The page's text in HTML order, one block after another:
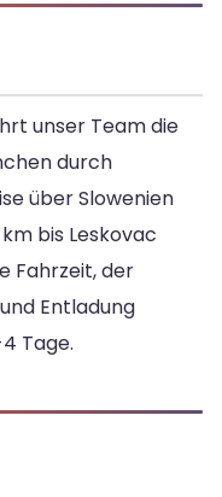
unser Team die
durch
über Slowenien
bis Leskovac
Fahrzeit, der
Entladung
Tage.